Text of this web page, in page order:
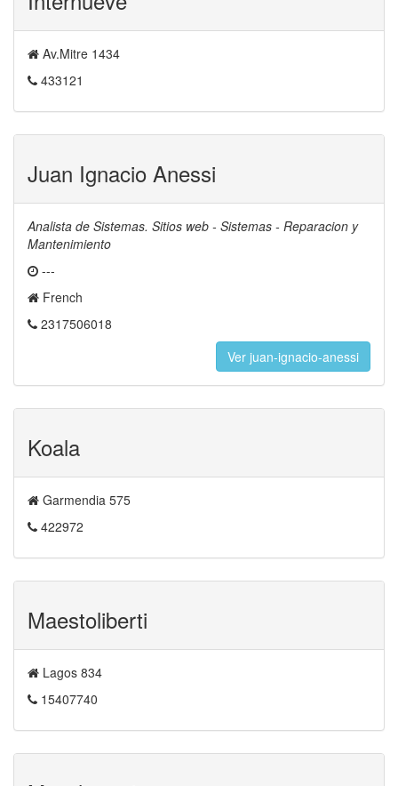
Av.Mitre 1434
433121
Juan Ignacio Anessi
Analista de Sistemas. Sitios web - Sistemas - Reparacion y
Mantenimiento
---
French
2317506018
Ver juan-ignacio-anessi
Koala
Garmendia 575
422972
Maestoliberti
Lagos 834
15407740